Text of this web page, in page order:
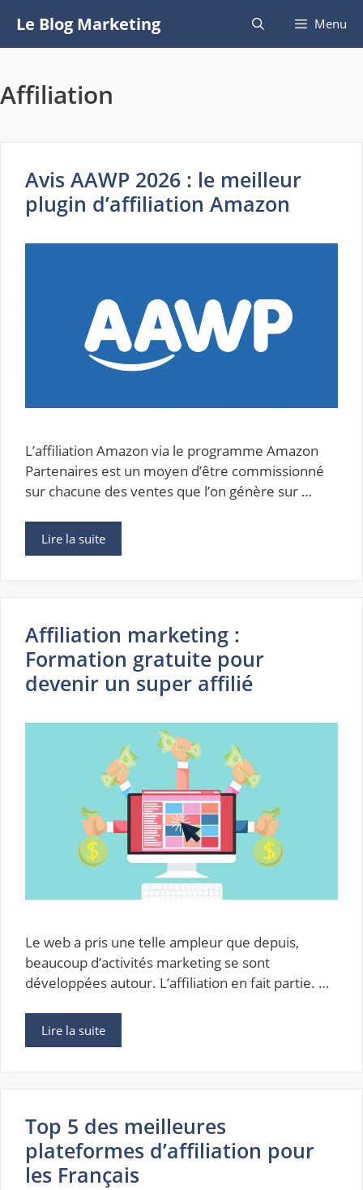
contenu
Le Blog Marketing Menu
Affiliation
Avis AAWP 2026 : le meilleur
plugin d’affiliation Amazon
L’affiliation Amazon via le programme Amazon
Partenaires est un moyen d’être commissionné
sur chacune des ventes que l’on génère sur …
Lire la suite
Affiliation marketing :
Formation gratuite pour
devenir un super affilié
Le web a pris une telle ampleur que depuis,
beaucoup d’activités marketing se sont
développées autour. L’affiliation en fait partie. …
Lire la suite
Top 5 des meilleures
plateformes d’affiliation pour
les Français